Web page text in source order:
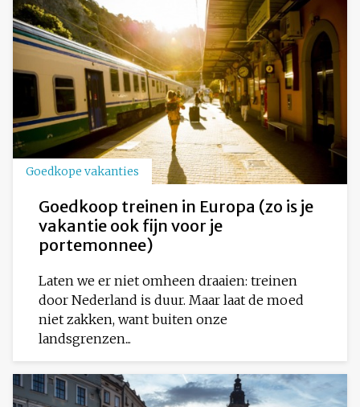
Goedkope vakanties
Goedkoop treinen in Europa (zo is je
vakantie ook fijn voor je
portemonnee)
Laten we er niet omheen draaien: treinen
door Nederland is duur. Maar laat de moed
niet zakken, want buiten onze
landsgrenzen...